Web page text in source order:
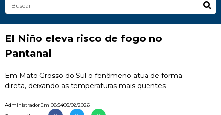
El Niño eleva risco de fogo no
Pantanal
Em Mato Grosso do Sul o fenômeno atua de forma
direta, deixando as temperaturas mais quentes
AdministradorEm 08:5405/02/2026